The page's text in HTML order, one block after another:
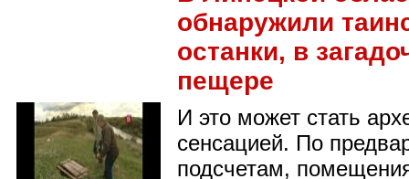
обнаружили
останки, в
пещере
И это может стать
сенсацией. По
подсчетам,